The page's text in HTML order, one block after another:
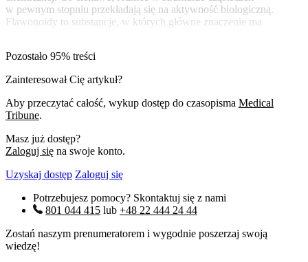
w pewnym stopniu przekładają się na aktywność biologiczną.
Flawonoidy to substancje, w których główne znaczenie ma
Pozostało 95% treści
Zainteresował Cię artykuł?
Aby przeczytać całość, wykup dostęp do czasopisma Medical
Tribune.
Masz już dostęp?
Zaloguj się na swoje konto.
Uzyskaj dostęp Zaloguj się
Potrzebujesz pomocy? Skontaktuj się z nami
801 044 415 lub +48 22 444 24 44
Zostań naszym prenumeratorem i wygodnie poszerzaj swoją
wiedzę!